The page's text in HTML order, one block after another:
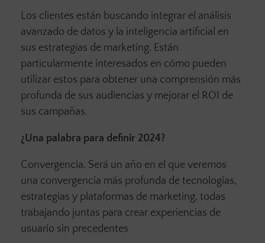
Los clientes están buscando integrar el análisis
avanzado de datos y la inteligencia artificial en
sus estrategias de marketing. Están
particularmente interesados en cómo pueden
utilizar estos para obtener una comprensión más
profunda de sus audiencias y mejorar el ROI de
sus campañas.
¿Una palabra para definir 2024?
Convergencia. Será un año en el que veremos
una convergencia más profunda de tecnologías,
estrategias y plataformas de marketing, todas
trabajando juntas para crear experiencias de
usuario sin precedentes